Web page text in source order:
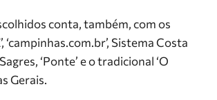
conta, também, com os
‘campinhas.com.br’, Sistema Costa
‘Ponte’ e o tradicional ‘O
Gerais.